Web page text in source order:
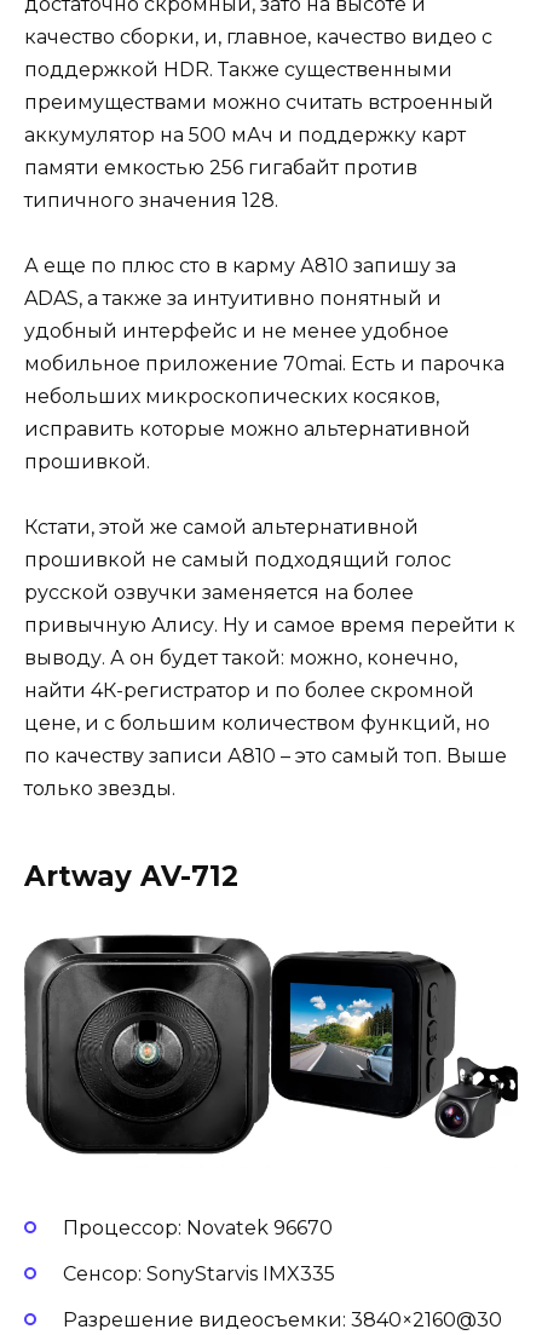
качество сборки, и, главное, качество видео с
поддержкой HDR. Также существенными
преимуществами можно считать встроенный
аккумулятор на 500 мАч и поддержку карт
памяти емкостью 256 гигабайт против
типичного значения 128.
А еще по плюс сто в карму А810 запишу за
ADAS, а также за интуитивно понятный и
удобный интерфейс и не менее удобное
мобильное приложение 70mai. Есть и парочка
небольших микроскопических косяков,
исправить которые можно альтернативной
прошивкой.
Кстати, этой же самой альтернативной
прошивкой не самый подходящий голос
русской озвучки заменяется на более
привычную Алису. Ну и самое время перейти к
выводу. А он будет такой: можно, конечно,
найти 4К-регистратор и по более скромной
цене, и с большим количеством функций, но
по качеству записи А810 – это самый топ. Выше
только звезды.
Artway AV-712
Процессор: Novatek 96670
Сенсор: SonyStarvis IMX335
Разрешение видеосъемки: 3840×2160@30